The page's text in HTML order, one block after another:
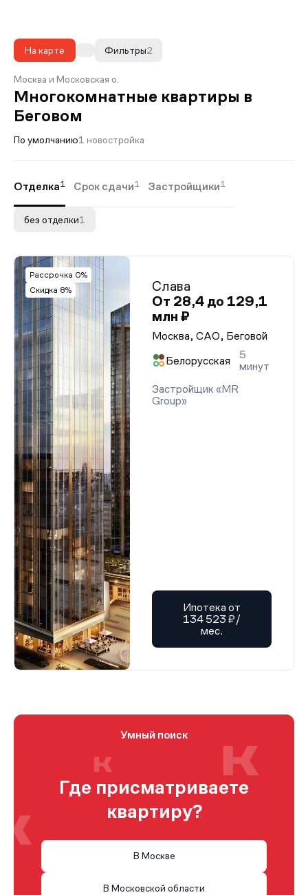
На карте 2
Фильтры
Москва и Московская о.
Многокомнатные квартиры в
Беговом
По умолчанию1 новостройка
Отделка1 Срок сдачи1 Застройщики1
без отделки1
Рассрочка 0%
Скидка 8%
Слава
От 28,4 до 129,1
млн ₽
Москва, САО, Беговой
Белорусская
5
минут
Застройщик «MR
Group»
Ипотека от
134 523 ₽/
мес.
Умный поиск
Где присматриваете
квартиру?
В Москве
В Московской области